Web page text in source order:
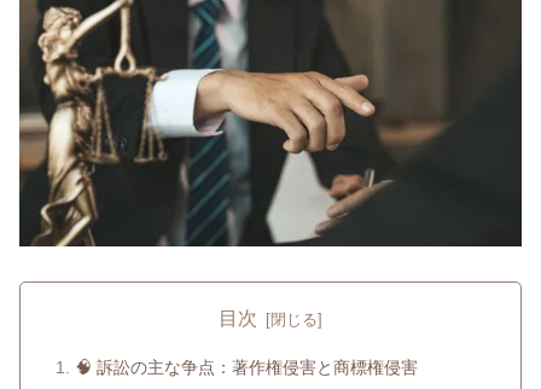
目次
🧠 訴訟の主な争点：著作権侵害と商標権侵害